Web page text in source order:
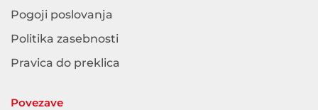
Pogoji poslovanja
Politika zasebnosti
Pravica do preklica
Povezave